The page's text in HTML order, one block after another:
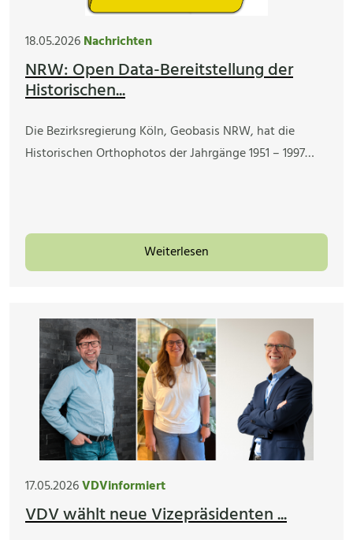
18.05.2026Nachrichten
NRW: Open Data-Bereitstellung der
Historischen...
Die Bezirksregierung Köln, Geobasis NRW, hat die
Historischen Orthophotos der Jahrgänge 1951 – 1997…
Weiterlesen
17.05.2026VDVinformiert
VDV wählt neue Vizepräsidenten ...